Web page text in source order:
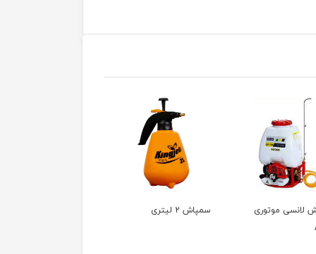
لیتری
سمپاش شارژی دو کاره